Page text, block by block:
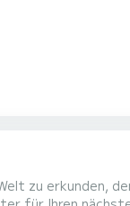
zu erkunden,